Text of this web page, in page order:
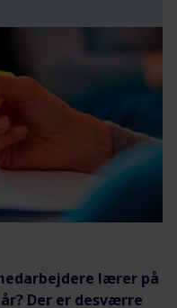
lærer på
Der er desværre